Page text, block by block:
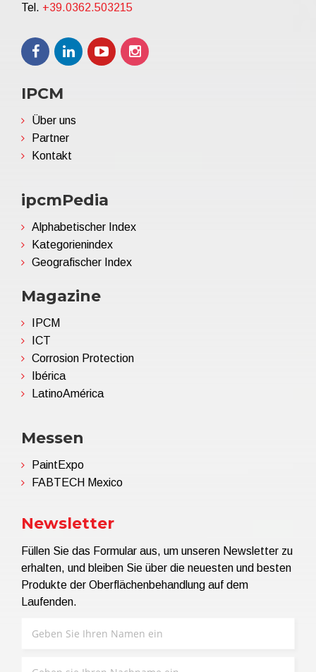
Tel. +39.0362.503215
IPCM
Über uns
Partner
Kontakt
ipcmPedia
Alphabetischer Index
Kategorienindex
Geografischer Index
Magazine
IPCM
ICT
Corrosion Protection
Ibérica
LatinoAmérica
Messen
PaintExpo
FABTECH Mexico
Newsletter
Füllen Sie das Formular aus, um unseren Newsletter zu
erhalten, und bleiben Sie über die neuesten und besten
Produkte der Oberflächenbehandlung auf dem
Laufenden.